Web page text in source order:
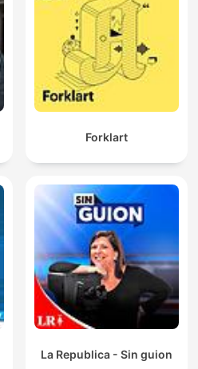
Forklart
La Republica - Sin guion